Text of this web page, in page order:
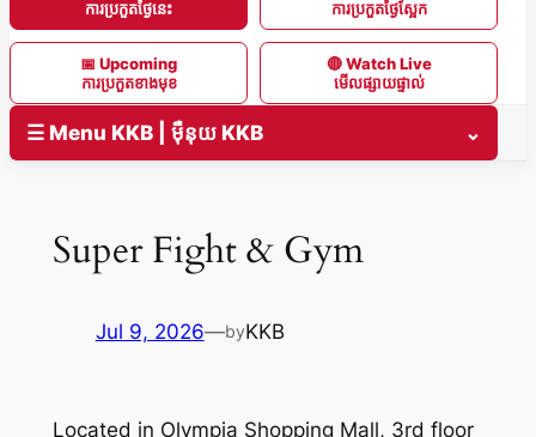
ការប្រកួតថ្ងៃនេះ
ការប្រកួតថ្ងៃស្អែក
📅 Upcoming
ការប្រកួតខាងមុខ
🔴 Watch Live
មើលផ្សាយផ្ទាល់
☰ Menu KKB | ម៉ឺនុយ KKB ⌄
Super Fight & Gym
Jul 9, 2026—byKKB
Located in Olympia Shopping Mall, 3rd floor